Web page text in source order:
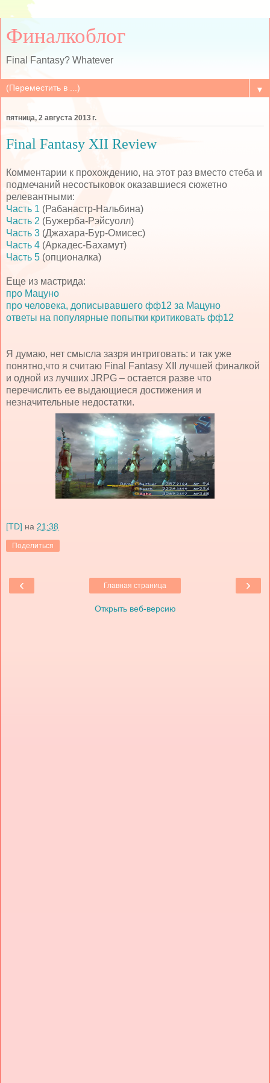
Финалкоблог
Final Fantasy? Whatever
▼
пятница, 2 августа 2013 г.
Final Fantasy XII Review
Комментарии к прохождению, на этот раз вместо стеба и
подмечаний несостыковок оказавшиеся сюжетно
релевантными:
Часть 1 (Рабанастр-Нальбина)
Часть 2 (Бужерба-Рэйсуолл)
Часть 3 (Джахара-Бур-Омисес)
Часть 4 (Аркадес-Бахамут)
Часть 5 (опционалка)
Еще из мастрида:
про Мацуно
про человека, дописывавшего фф12 за Мацуно
ответы на популярные попытки критиковать фф12
Я думаю, нет смысла зазря интриговать: и так уже
понятно,что я считаю Final Fantasy XII лучшей финалкой
и одной из лучших JRPG – остается разве что
перечислить ее выдающиеся достижения и
незначительные недостатки.
[TD] на 21:38
Поделиться
‹ ›
Главная страница
Открыть веб-версию